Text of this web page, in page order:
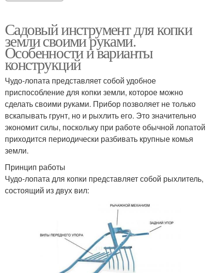
Садовый инструмент для копки
земли своими руками.
Особенности и варианты
конструкций
Чудо-лопата представляет собой удобное
приспособление для копки земли, которое можно
сделать своими руками. Прибор позволяет не только
вскапывать грунт, но и рыхлить его. Это значительно
экономит силы, поскольку при работе обычной лопатой
приходится периодически разбивать крупные комья
земли.
Принцип работы
Чудо-лопата для копки представляет собой рыхлитель,
состоящий из двух вил: